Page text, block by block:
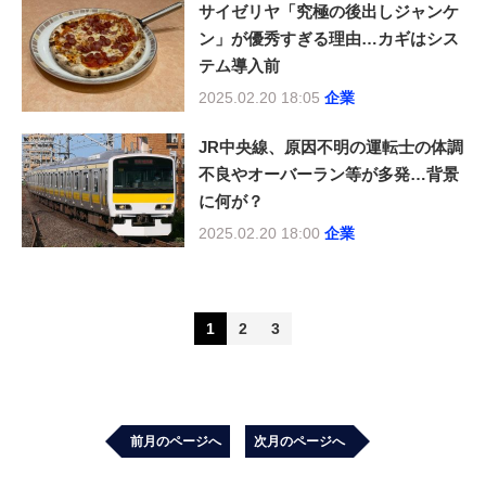
サイゼリヤ「究極の後出しジャンケ
ン」が優秀すぎる理由…カギはシス
テム導入前
2025.02.20 18:05 企業
JR中央線、原因不明の運転士の体調
不良やオーバーラン等が多発…背景
に何が？
2025.02.20 18:00 企業
1 2 3
前月のページへ 次月のページへ